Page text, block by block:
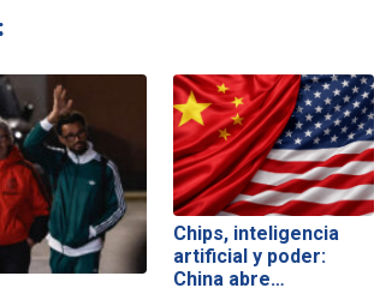
Chips, inteligencia
artificial y poder:
China abre…